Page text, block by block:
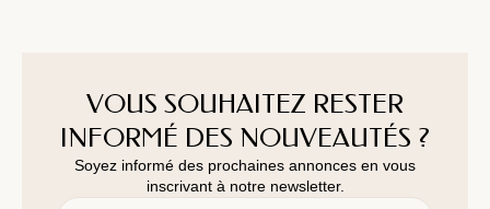
VOUS SOUHAITEZ RESTER
INFORMÉ DES NOUVEAUTÉS ?
Soyez informé des prochaines annonces en vous
inscrivant à notre newsletter.